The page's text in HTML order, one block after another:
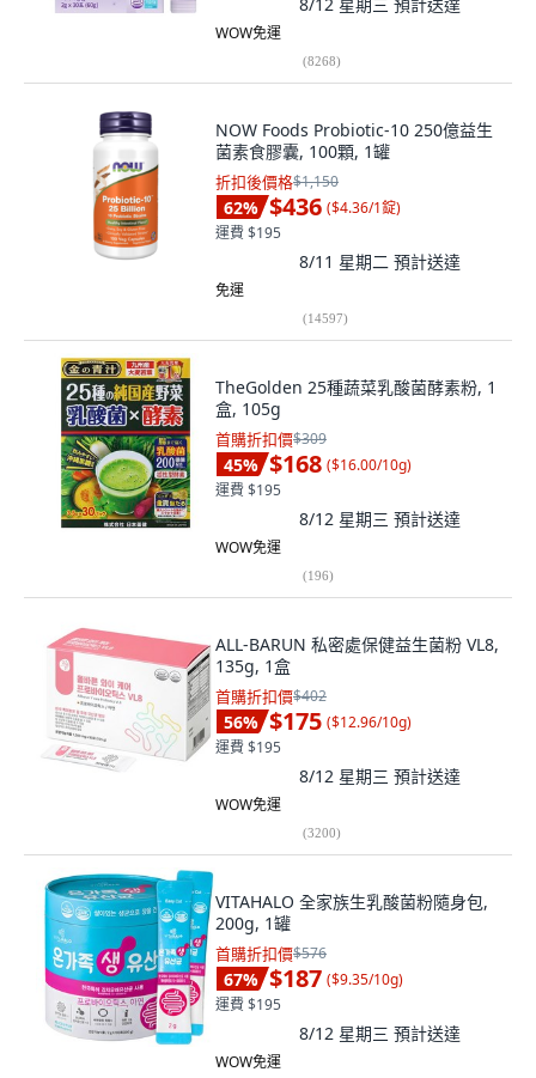
WOW免運
(8268)
NOW Foods Probiotic-10 250億益生
菌素食膠囊, 100顆, 1罐
折扣後價格$1,150
62% $436 ($4.36/1錠)
運費 $195
8/11 星期二 預計送達
免運
(14597)
TheGolden 25種蔬菜乳酸菌酵素粉, 1
盒, 105g
首購折扣價$309
45% $168 ($16.00/10g)
運費 $195
8/12 星期三 預計送達
WOW免運
(196)
ALL-BARUN 私密處保健益生菌粉 VL8,
135g, 1盒
首購折扣價$402
56% $175 ($12.96/10g)
運費 $195
8/12 星期三 預計送達
WOW免運
(3200)
VITAHALO 全家族生乳酸菌粉隨身包,
200g, 1罐
首購折扣價$576
67% $187 ($9.35/10g)
運費 $195
8/12 星期三 預計送達
WOW免運